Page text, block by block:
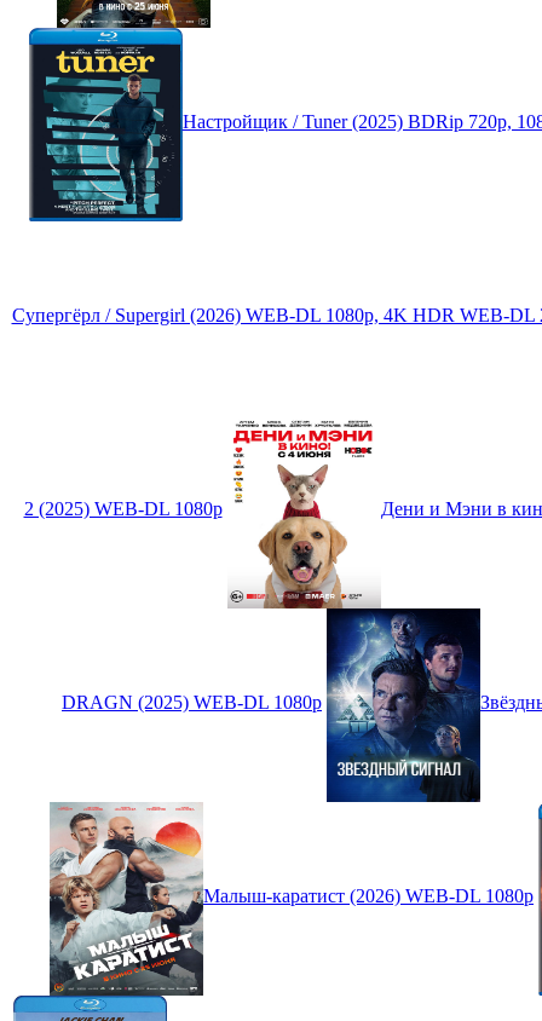
Настройщик / Tuner (2025) BDRip 720p,
Супергёрл / Supergirl (2026) WEB-DL 1080p, 4K HDR WEB-DL
2 (2025) WEB-DL 1080p Дени и Мэни в
DRAGN (2025) WEB-DL 1080p
Малыш-каратист (2026) WEB-DL 1080p